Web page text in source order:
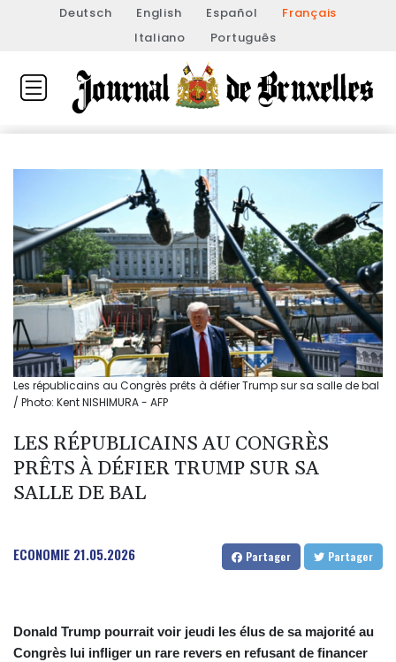
Deutsch English Español
Français
Italiano
Português
Les républicains au Congrès prêts à défier Trump sur sa salle de bal
/ Photo: Kent NISHIMURA - AFP
LES RÉPUBLICAINS AU CONGRÈS
PRÊTS À DÉFIER TRUMP SUR SA
SALLE DE BAL
ECONOMIE 21.05.2026 Partager Partager
Donald Trump pourrait voir jeudi les élus de sa majorité au
Congrès lui infliger un rare revers en refusant de financer